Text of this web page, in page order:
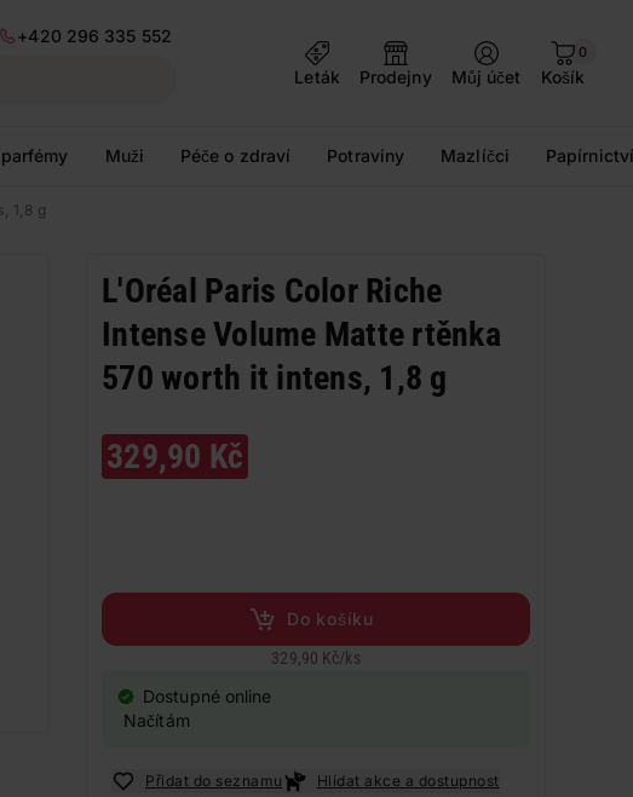
+420 296 335 552
Leták
Prodejny Můj účet
0
Košík
Muži Péče o zdraví Potraviny Mazlíčci
1,8 g
L'Oréal Paris Color Riche
Intense Volume Matte rtěnka
570 worth it intens, 1,8 g
329,90 Kč
Do košíku
329,90 Kč/ks
Dostupné online
Načítám
Přidat do seznamu Hlídat akce a dostupnost